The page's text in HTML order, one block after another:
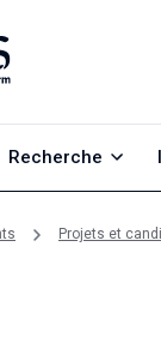
Recherche
Projets et